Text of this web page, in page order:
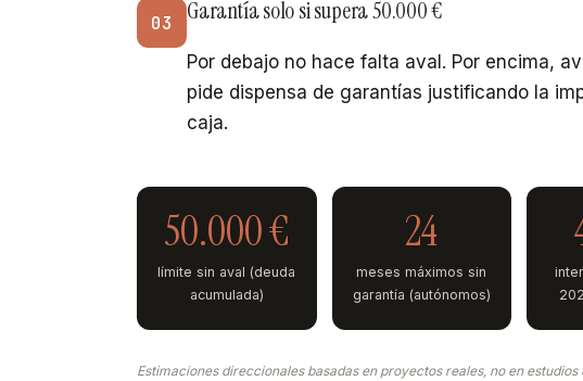
03 Garantía solo si supera 50.000 €
Por debajo no hace falta aval. Por encima,
pide dispensa de garantías justificando la
caja.
50.000 €
límite sin aval (deuda
acumulada)
24
meses máximos sin
garantía (autónomos)
Estimaciones direccionales basadas en proyectos reales, no en estudios